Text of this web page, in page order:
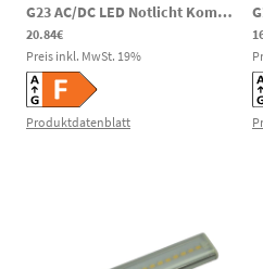
G23 AC/DC LED Notlicht Kompaktleuchtstofflampe 8W 800lm 4000K 180-269V DC 180-260V AC
20.84€
Preis inkl. MwSt. 19%
Produktdatenblatt